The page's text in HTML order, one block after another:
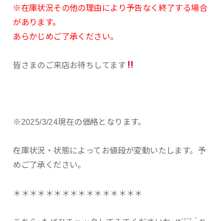
※在庫状況その他の理由により予告なく終了する場合
があります。
あらかじめご了承ください。
皆さまのご来店お待ちしてます
※2025/3/24現在の価格となります。
在庫状況・状態によってお値段が変動いたします。予
めご了承ください。
＊＊＊＊＊＊＊＊＊＊＊＊＊＊＊＊